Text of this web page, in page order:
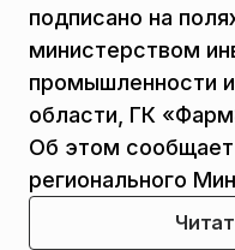
подписано на
министерством
промышленности
области, ГК
Об этом
регионального